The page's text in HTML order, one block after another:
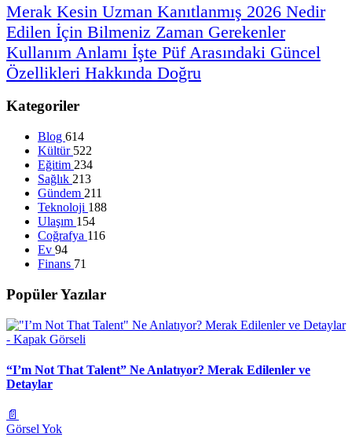
Merak Kesin Uzman Kanıtlanmış 2026 Nedir
Edilen İçin Bilmeniz Zaman Gerekenler
Kullanım Anlamı İşte Püf Arasındaki Güncel
Özellikleri Hakkında Doğru
Kategoriler
Blog 614
Kültür 522
Eğitim 234
Sağlık 213
Gündem 211
Teknoloji 188
Ulaşım 154
Coğrafya 116
Ev 94
Finans 71
Popüler Yazılar
“I’m Not That Talent” Ne Anlatıyor? Merak Edilenler ve
Detaylar
📄
Görsel Yok